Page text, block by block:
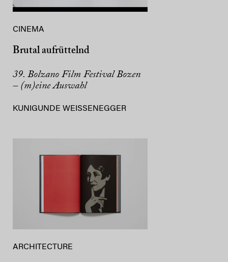
CINEMA
Brutal aufrüttelnd
39. Bolzano Film Festival Bozen
– (m)eine Auswahl
KUNIGUNDE WEISSENEGGER
ARCHITECTURE